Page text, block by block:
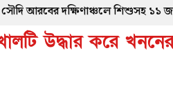
আরবের দক্ষিণাঞ্চলে শিশুসহ ১১ জন
উদ্ধার করে